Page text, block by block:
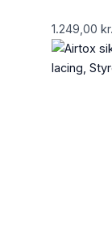
1.249,00 kr.